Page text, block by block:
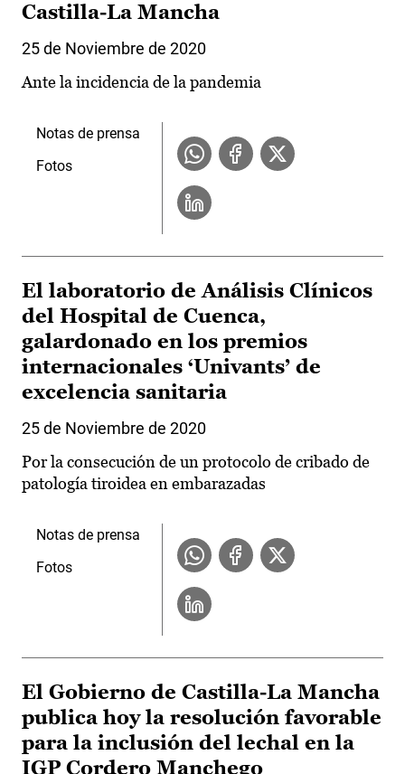
Castilla-La Mancha
25 de Noviembre de 2020
Ante la incidencia de la pandemia
Notas de prensa
Fotos
El laboratorio de Análisis Clínicos
del Hospital de Cuenca,
galardonado en los premios
internacionales ‘Univants’ de
excelencia sanitaria
25 de Noviembre de 2020
Por la consecución de un protocolo de cribado de
patología tiroidea en embarazadas
Notas de prensa
Fotos
El Gobierno de Castilla-La Mancha
publica hoy la resolución favorable
para la inclusión del lechal en la
IGP Cordero Manchego